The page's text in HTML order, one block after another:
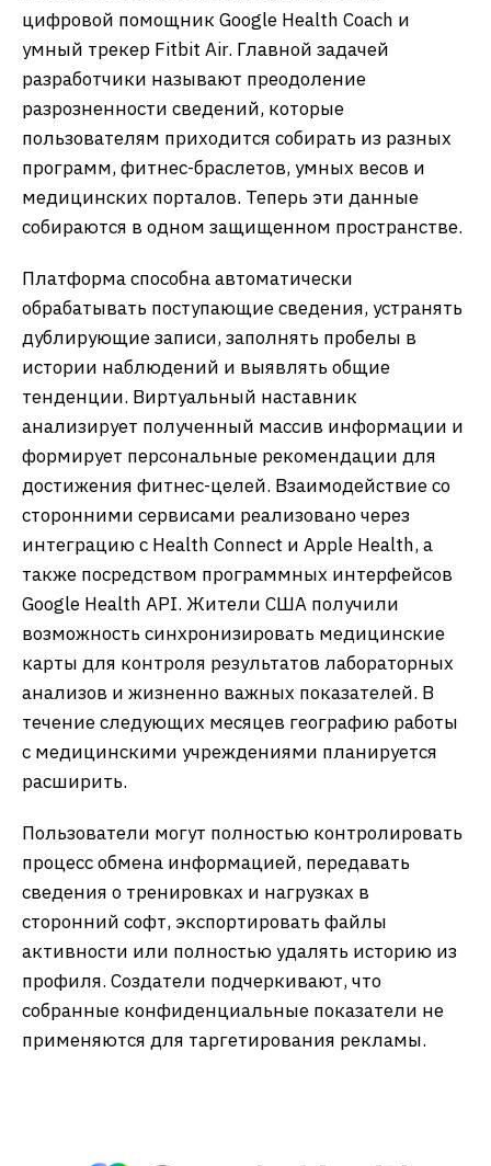
цифровой помощник Google Health Coach и
умный трекер Fitbit Air. Главной задачей
разработчики называют преодоление
разрозненности сведений, которые
пользователям приходится собирать из разных
программ, фитнес-браслетов, умных весов и
медицинских порталов. Теперь эти данные
собираются в одном защищенном пространстве.
Платформа способна автоматически
обрабатывать поступающие сведения, устранять
дублирующие записи, заполнять пробелы в
истории наблюдений и выявлять общие
тенденции. Виртуальный наставник
анализирует полученный массив информации и
формирует персональные рекомендации для
достижения фитнес-целей. Взаимодействие со
сторонними сервисами реализовано через
интеграцию с Health Connect и Apple Health, а
также посредством программных интерфейсов
Google Health API. Жители США получили
возможность синхронизировать медицинские
карты для контроля результатов лабораторных
анализов и жизненно важных показателей. В
течение следующих месяцев географию работы
с медицинскими учреждениями планируется
расширить.
Пользователи могут полностью контролировать
процесс обмена информацией, передавать
сведения о тренировках и нагрузках в
сторонний софт, экспортировать файлы
активности или полностью удалять историю из
профиля. Создатели подчеркивают, что
собранные конфиденциальные показатели не
применяются для таргетирования рекламы.